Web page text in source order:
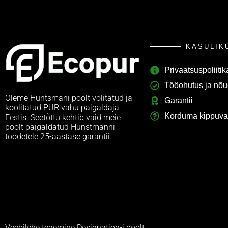
Oleme Huntsmani poolt volitatud ja
koolitatud PUR vahu paigaldaja
Eestis. Seetõttu kehtib vaid meie
poolt paigaldatud Hunstmanni
toodetele 25-aastase garantii.
Tööohutus ja
Garantii
Korduma